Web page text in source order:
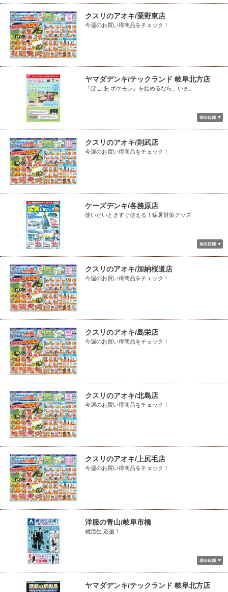
クスリのアオキ/粟野東店
今週のお買い得商品をチェック！
ヤマダデンキ/テックランド 岐阜北方店
『ぽこ あ ポケモン』を始めるなら、いま。
クスリのアオキ/則武店
今週のお買い得商品をチェック！
ケーズデンキ/各務原店
使いたいときすぐ使える！猛暑対策グッズ
クスリのアオキ/加納桜道店
今週のお買い得商品をチェック！
クスリのアオキ/島栄店
今週のお買い得商品をチェック！
クスリのアオキ/北島店
今週のお買い得商品をチェック！
クスリのアオキ/上尻毛店
今週のお買い得商品をチェック！
洋服の青山/岐阜市橋
就活生 応援！
ヤマダデンキ/テックランド 岐阜北方店